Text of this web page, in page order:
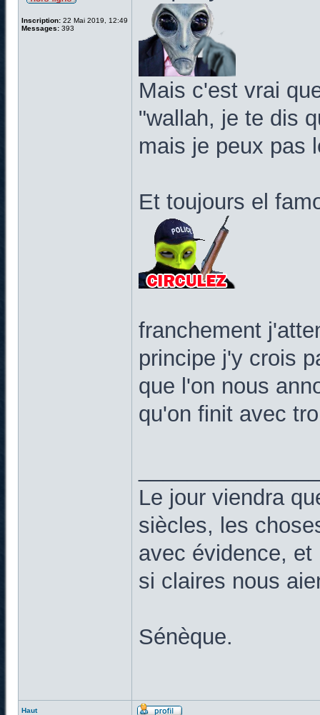
Inscription: 22 Mai 2019, 12:49
Messages: 393
Mais c'est vrai
"wallah, je te dis
mais je peux pas
Et toujours el
franchement
principe j'y crois
que l'on nous
qu'on finit avec
Le jour viendra
siècles, les
avec évidence,
si claires nous
Sénèque.
Haut